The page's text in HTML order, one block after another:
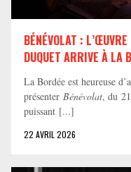
BÉNÉVOLAT :
DUQUET ARRIVE À LA
La Bordée est heureuse
présenter Bénévolat, du
puissant [...]
22 AVRIL 2026